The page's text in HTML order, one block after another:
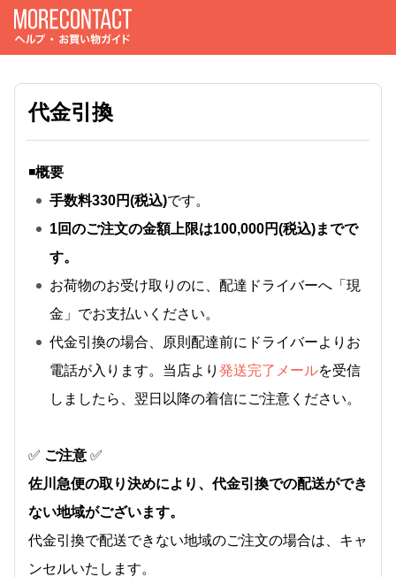
代金引換
◾️概要
手数料330円(税込)です。
1回のご注文の金額上限は100,000円(税込)までで
す。
お荷物のお受け取りのに、配達ドライバーへ「現
金」でお支払いください。
代金引換の場合、原則配達前にドライバーよりお
電話が入ります。当店より 発送完了メールを受信
しましたら、翌日以降の着信にご注意ください。
✅ ご注意 ✅
佐川急便の取り決めにより、代金引換での配送ができ
ない地域がございます。
代金引換で配送できない地域のご注文の場合は、キャ
ンセルいたします。